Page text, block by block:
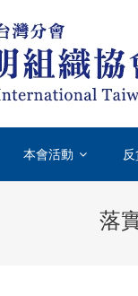
本會活動
落